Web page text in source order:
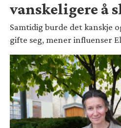
vanskeligere å
Samtidig burde det kanskje
gifte seg, mener influenser